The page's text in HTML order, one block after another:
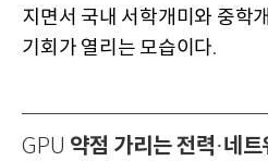
지면서 국내 서학개미와 중학
기회가 열리는 모습이다.
GPU 약점 가리는 전력·네트